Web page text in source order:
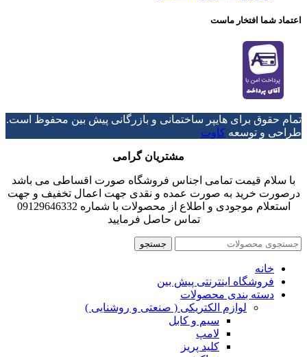
اعتماد شما افتخار ماست
تمام حقوق برای هایپر ساختمانی و بازرگانی پیش بین محفوظ است.
طراحی و توسعه کاوت
مشتریان گرامی
با سلام قیمت تمامی اجناس فروشگاه صورت اقساطی می باشد
درصورت خرید به صورت عمده و نقدی جهت اعمال تخفیف و جهت
استعلام موجودی و اطلاع از محصولات با شماره 09129646332
تماس حاصل فرمایید
جستجو
خانه
فروشگاه اینترنتی پیش بین
دسته بندی محصولات
لوازم الکتریکی ( صنعتی و روشنایی )
سیم و کابل
لامپ
کلید پریز